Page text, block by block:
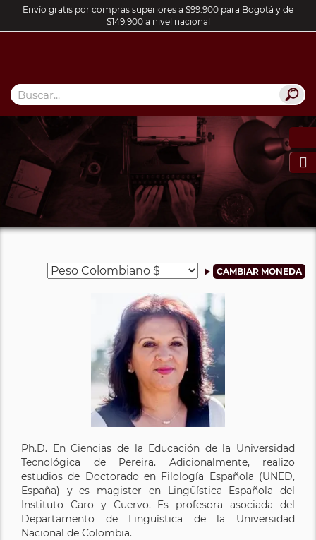
Envío gratis por compras superiores a $99.900 para Bogotá y de
$149.900 a nivel nacional

Ph.D. En Ciencias de la Educación de la Universidad
Tecnológica de Pereira. Adicionalmente, realizo
estudios de Doctorado en Filología Española (UNED,
España) y es magister en Lingüística Española del
Instituto Caro y Cuervo. Es profesora asociada del
Departamento de Lingüística de la Universidad
Nacional de Colombia.